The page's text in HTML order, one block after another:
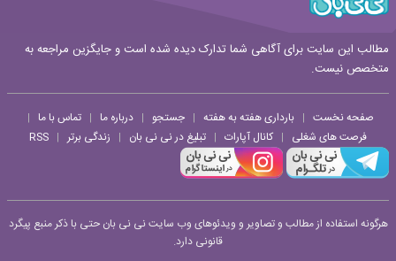
مطالب این سایت برای آگاهی شما تدارک دیده شده است و جایگزین مراجعه به
متخصص نیست.
صفحه نخست | بارداری هفته به هفته | جستجو | درباره ما | تماس با ما |
فرصت های شغلی | کانال آپارات | تبلیغ در نی نی بان | زندگی برتر |
RSS
هرگونه استفاده از مطالب و تصاویر و ویدئوهای وب سایت نی نی بان حتی با ذکر منبع پیگرد
قانونی دارد.